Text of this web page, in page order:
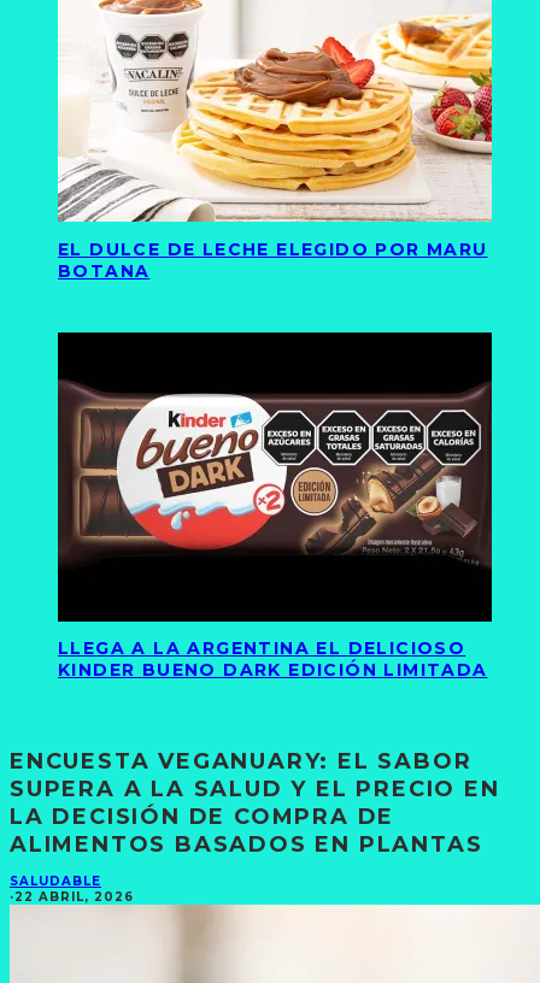
EL DULCE DE LECHE ELEGIDO POR MARU
BOTANA
LLEGA A LA ARGENTINA EL DELICIOSO
KINDER BUENO DARK EDICIÓN LIMITADA
ENCUESTA VEGANUARY: EL SABOR
SUPERA A LA SALUD Y EL PRECIO EN
LA DECISIÓN DE COMPRA DE
ALIMENTOS BASADOS EN PLANTAS
SALUDABLE
·22 ABRIL, 2026